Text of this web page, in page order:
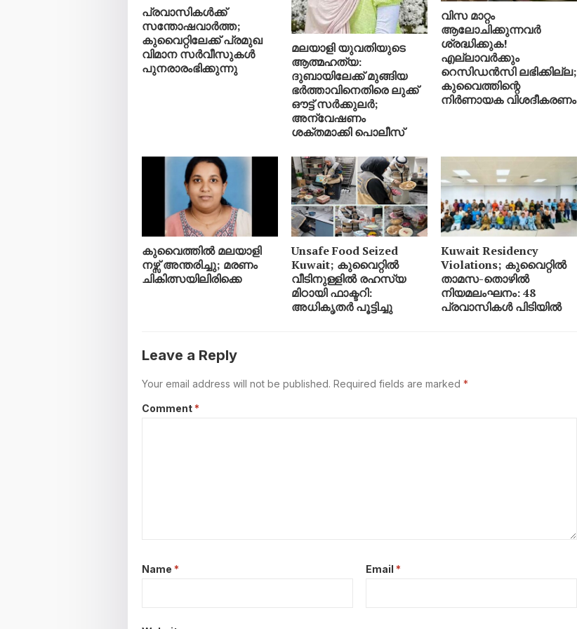
പ്രവാസികൾക്ക്
സന്തോഷവാർത്ത;
കുവൈറ്റിലേക്ക് പ്രമുഖ
വിമാന സർവീസുകൾ
പുനരാരംഭിക്കുന്നു
മലയാളി യുവതിയുടെ
ആത്മഹത്യ:
ദുബായിലേക്ക് മുങ്ങിയ
ഭർത്താവിനെതിരെ ലുക്ക്
ഔട്ട് സർക്കുലർ;
അന്വേഷണം
ശക്തമാക്കി പൊലീസ്
വിസ മാറ്റം
ആലോചിക്കുന്നവർ
ശ്രദ്ധിക്കുക!
എല്ലാവർക്കും
റെസിഡൻസി ലഭിക്കില്ല;
കുവൈത്തിന്റെ
നിർണായക വിശദീകരണം
കുവൈത്തിൽ മലയാളി
നഴ്സ് അന്തരിച്ചു; മരണം
ചികിത്സയിലിരിക്കെ
Unsafe Food Seized
Kuwait; കുവൈറ്റിൽ
വീടിനുള്ളിൽ രഹസ്യ
മിഠായി ഫാക്ടറി:
അധികൃതർ പൂട്ടിച്ചു
Kuwait Residency
Violations; കുവൈറ്റിൽ
താമസ-തൊഴിൽ
നിയമലംഘനം: 48
പ്രവാസികൾ പിടിയിൽ
Leave a Reply
Your email address will not be published. Required fields are marked *
Comment *
Name * Email *